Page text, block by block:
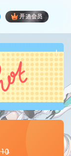
开通会员
!
10